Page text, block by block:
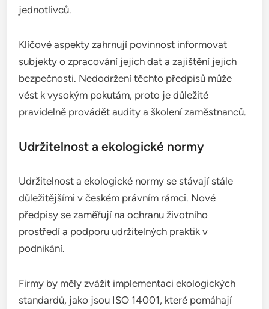
jednotlivců.
Klíčové aspekty zahrnují povinnost informovat
subjekty o zpracování jejich dat a zajištění jejich
bezpečnosti. Nedodržení těchto předpisů může
vést k vysokým pokutám, proto je důležité
pravidelně provádět audity a školení zaměstnanců.
Udržitelnost a ekologické normy
Udržitelnost a ekologické normy se stávají stále
důležitějšími v českém právním rámci. Nové
předpisy se zaměřují na ochranu životního
prostředí a podporu udržitelných praktik v
podnikání.
Firmy by měly zvážit implementaci ekologických
standardů, jako jsou ISO 14001, které pomáhají